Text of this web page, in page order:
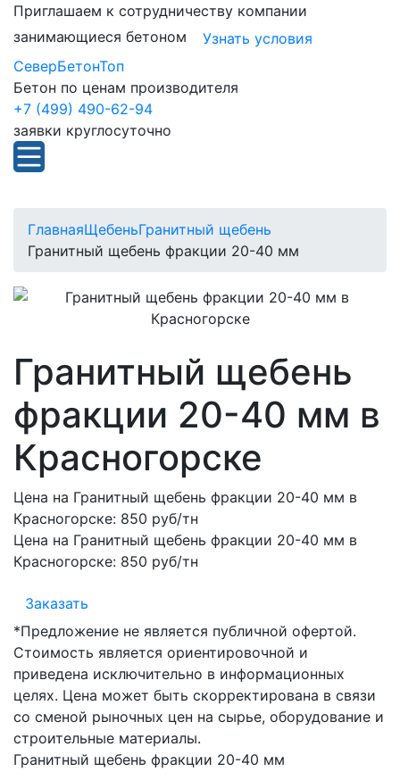
Приглашаем к сотрудничеству компании
занимающиеся бетоном
Узнать условия
СеверБетонТоп
Бетон по ценам производителя
+7 (499) 490-62-94
заявки круглосуточно
ГлавнаяЩебеньГранитный щебень
Гранитный щебень фракции 20-40 мм
Гранитный щебень
фракции 20-40 мм в
Красногорске
Цена на Гранитный щебень фракции 20-40 мм в
Красногорске: 850 руб/тн
Цена на Гранитный щебень фракции 20-40 мм в
Красногорске: 850 руб/тн
Заказать
*Предложение не является публичной офертой.
Стоимость является ориентировочной и
приведена исключительно в информационных
целях. Цена может быть скорректирована в связи
со сменой рыночных цен на сырье, оборудование и
строительные материалы.
Гранитный щебень фракции 20-40 мм